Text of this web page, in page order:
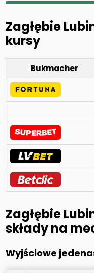
Zagłębie
kursy
Bukmacher
Zagłębie
składy na
Wyjściowe